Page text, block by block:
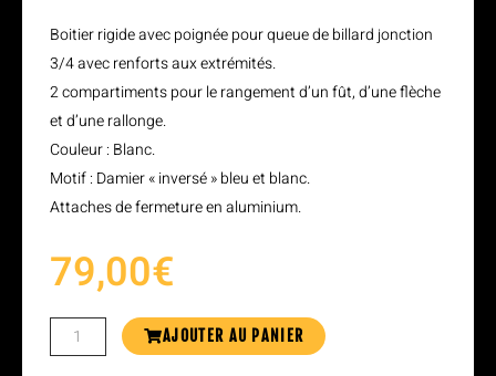
Boitier rigide avec poignée pour queue de billard jonction
3/4 avec renforts aux extrémités.
2 compartiments pour le rangement d’un fût, d’une flèche
et d’une rallonge.
Couleur : Blanc.
Motif : Damier « inversé » bleu et blanc.
Attaches de fermeture en aluminium.
79,00€
AJOUTER AU PANIER